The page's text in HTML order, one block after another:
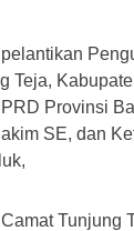
Teja,
Provinsi
SE, dan
Tunjung